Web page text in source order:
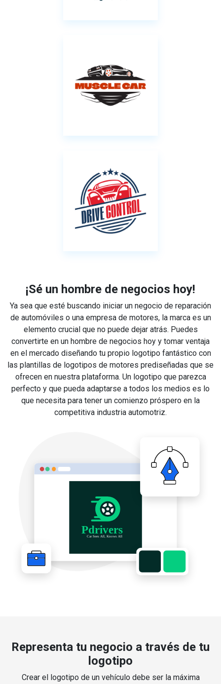
¡Sé un hombre de negocios hoy!
Ya sea que esté buscando iniciar un negocio de reparación
de automóviles o una empresa de motores, la marca es un
elemento crucial que no puede dejar atrás. Puedes
convertirte en un hombre de negocios hoy y tomar ventaja
en el mercado diseñando tu propio logotipo fantástico con
las plantillas de logotipos de motores prediseñadas que se
ofrecen en nuestra plataforma. Un logotipo que parezca
perfecto y que pueda adaptarse a todos los medios es lo
que necesita para tener un comienzo próspero en la
competitiva industria automotriz.
Representa tu negocio a través de tu
logotipo
Crear el logotipo de un vehículo debe ser la máxima